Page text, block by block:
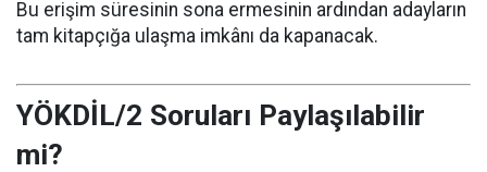
Bu erişim süresinin sona ermesinin ardından adayların
tam kitapçığa ulaşma imkânı da kapanacak.
YÖKDİL/2 Soruları Paylaşılabilir
mi?